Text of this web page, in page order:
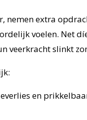
nemen extra
voelen. Net
veerkracht slinkt
en